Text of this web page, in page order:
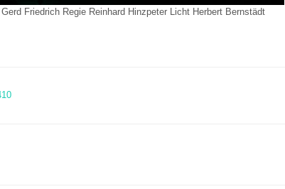
Friedrich Regie Reinhard Hinzpeter Licht Herbert Bernstädt